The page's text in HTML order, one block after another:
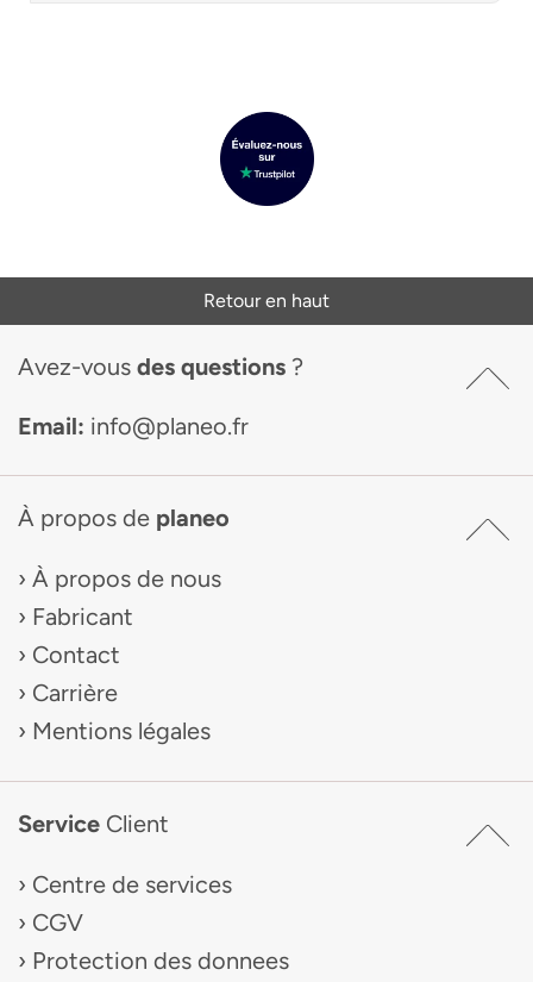
Retour en haut
Avez-vous des questions ?
Email: info@planeo.fr
À propos de planeo
À propos de nous
Fabricant
Contact
Carrière
Mentions légales
Service Client
Centre de services
CGV
Protection des donnees